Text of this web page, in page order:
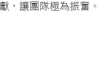
，讓團隊極為振奮。